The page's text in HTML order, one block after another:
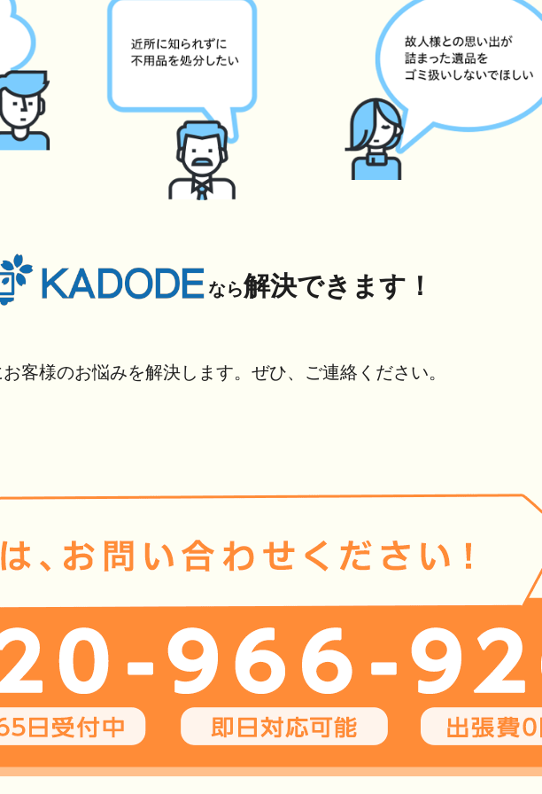
なら解決できます！
客様のお悩みを解決します。ぜひ、ご連絡ください。